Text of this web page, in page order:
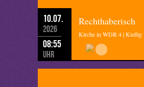
10.07.
2026
08:55
Uhr
Rechthaberisch
Kirche in WDR 4 | Kießig